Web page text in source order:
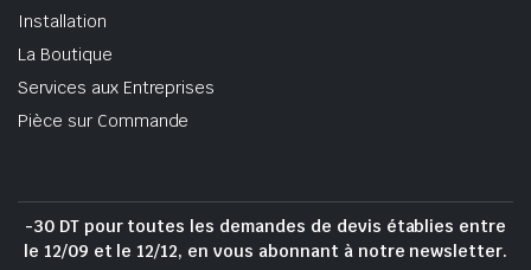
Installation
La Boutique
Services aux Entreprises
Pièce sur Commande
-30 DT pour toutes les demandes de devis établies entre
le 12/09 et le 12/12, en vous abonnant à notre newsletter.